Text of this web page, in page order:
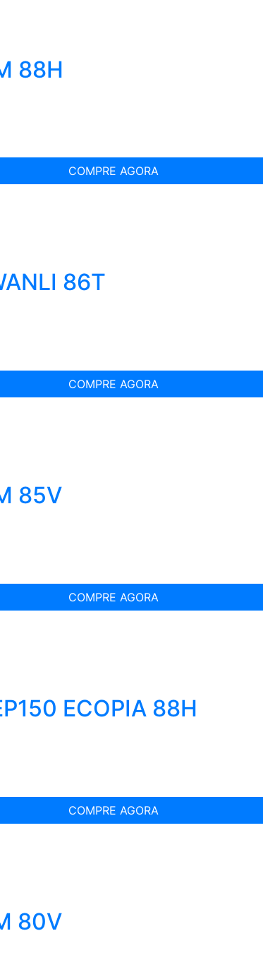
88H
COMPRE AGORA
86T
COMPRE AGORA
85V
COMPRE AGORA
ECOPIA 88H
COMPRE AGORA
80V